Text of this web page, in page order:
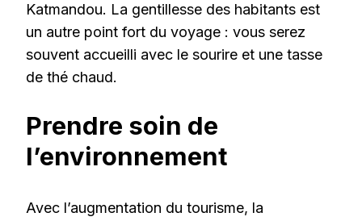
Katmandou. La gentillesse des habitants est
un autre point fort du voyage : vous serez
souvent accueilli avec le sourire et une tasse
de thé chaud.
Prendre soin de
l’environnement
Avec l’augmentation du tourisme, la